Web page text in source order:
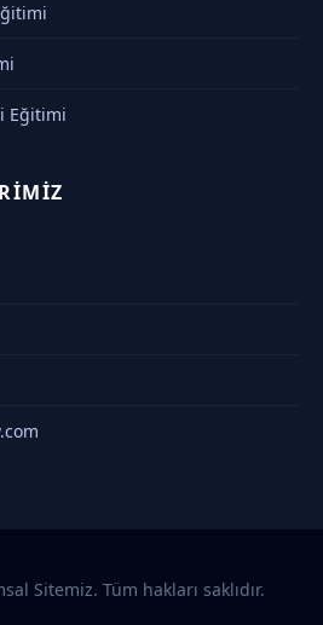
Eğitimi
Sitemiz. Tüm hakları saklıdır.